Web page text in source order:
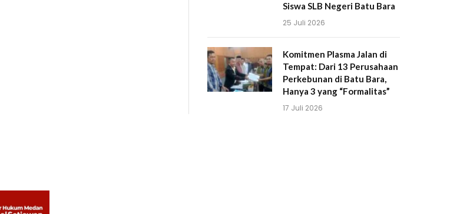
Siswa SLB Negeri Batu Bara
25 Juli 2026
Komitmen Plasma Jalan di
Tempat: Dari 13 Perusahaan
Perkebunan di Batu Bara,
Hanya 3 yang “Formalitas”
17 Juli 2026